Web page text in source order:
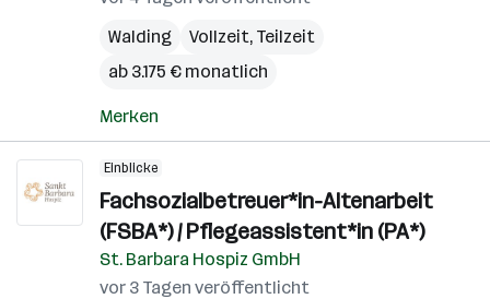
Walding
Vollzeit, Teilzeit
ab 3.175 € monatlich
Merken
Einblicke
Fachsozialbetreuer*in-Altenarbeit
(FSBA*) / Pflegeassistent*in (PA*)
St. Barbara Hospiz GmbH
vor 3 Tagen veröffentlicht